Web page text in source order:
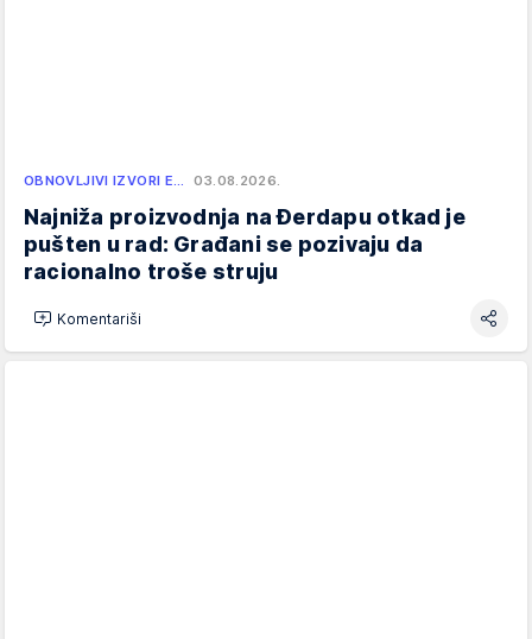
OBNOVLJIVI IZVORI E… 03.08.2026.
Najniža proizvodnja na Đerdapu otkad je
pušten u rad: Građani se pozivaju da
racionalno troše struju
Komentariši